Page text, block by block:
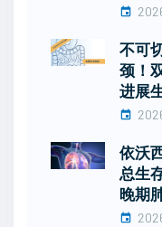
不可
颈！
进展
依沃
总生
晚期